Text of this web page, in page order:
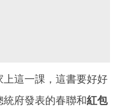
這一課，這書要好好
府發表的春聯和紅包